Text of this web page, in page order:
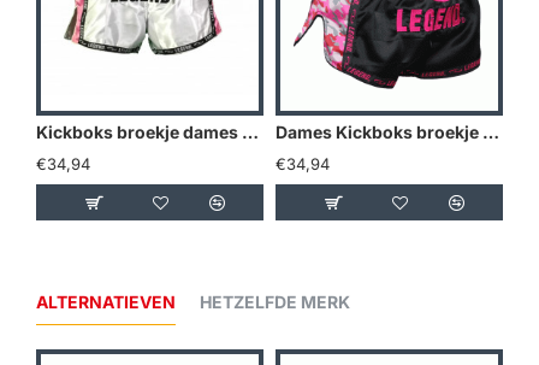
Kickboks broekje dames roze wit Legend Trendy - Maat: S
€34,94
Dames Kickboks broekje Camo roze Legend Trendy - Maat: S
€34,94
ALTERNATIEVEN HETZELFDE MERK